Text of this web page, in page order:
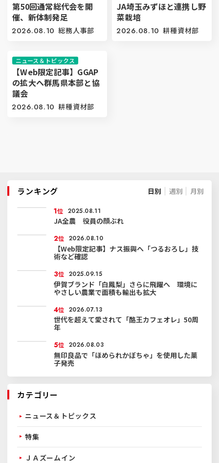
第50回通常総代会を開
催、新体制発足
2026.08.10 総務人事部
JA埼玉みずほと連携し野
菜栽培
2026.08.10 耕種資材部
ニュース＆トピックス
【Web限定記事】GGAP
の拡大へ群馬県本部と協
議会
2026.08.10 耕種資材部
ランキング 日別 週別 月別
1位 2025.08.11
JA全農 役員の顔ぶれ
2位 2026.08.10
【Web限定記事】ナス振興へ「つるおろし」技
術など確認
3位 2025.09.15
伊賀ブランド「白鳳梨」さらに飛躍へ 環境に
やさしい農業で面積も輸出も拡大
4位 2026.07.13
世代を超えて愛されて「酪王カフェオレ」50周
年
5位 2026.08.03
無印良品で「ほめられかぼちゃ」を使用した菓
子発売
カテゴリー
ニュース＆トピックス
特集
ＪＡズームイン